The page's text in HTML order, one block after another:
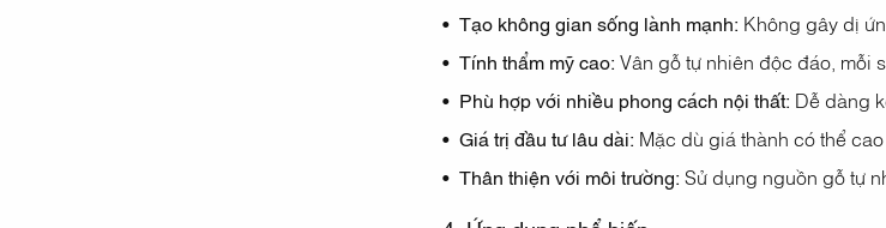
• Tạo không gian sống lành mạnh: Không gây dị
• Tính thẩm mỹ cao: Vân gỗ tự nhiên độc đáo, mỗi
• Phù hợp với nhiều phong cách nội thất: Dễ dàng
• Giá trị đầu tư lâu dài: Mặc dù giá thành có thể
• Thân thiện với môi trường: Sử dụng nguồn gỗ tự